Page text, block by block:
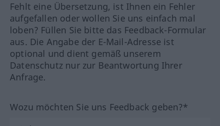
Fehlt eine Übersetzung, ist Ihnen ein Fehler
aufgefallen oder wollen Sie uns einfach mal
loben? Füllen Sie bitte das Feedback-Formular
aus. Die Angabe der E-Mail-Adresse ist
optional und dient gemäß unserem
Datenschutz nur zur Beantwortung Ihrer
Anfrage.
Wozu möchten Sie uns Feedback geben?*